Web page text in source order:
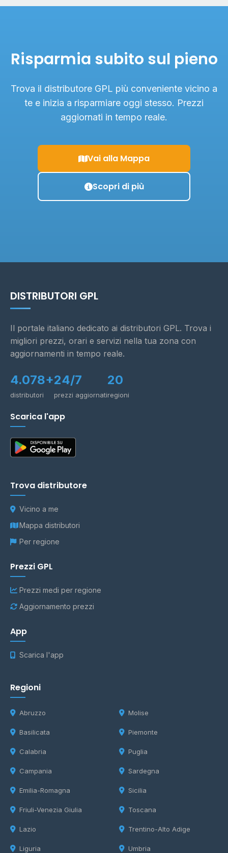
Risparmia subito sul pieno
Trova il distributore GPL più conveniente vicino a
te e inizia a risparmiare oggi stesso. Prezzi
aggiornati in tempo reale.
Vai alla Mappa
Scopri di più
DISTRIBUTORI GPL
Il portale italiano dedicato ai distributori GPL. Trova i
migliori prezzi, orari e servizi nella tua zona con
aggiornamenti in tempo reale.
4.078+
distributori
24/7
prezzi aggiornati
20
regioni
Scarica l'app
Trova distributore
Vicino a me
Mappa distributori
Per regione
Prezzi GPL
Prezzi medi per regione
Aggiornamento prezzi
App
Scarica l'app
Regioni
Abruzzo
Basilicata
Calabria
Campania
Emilia-Romagna
Friuli-Venezia Giulia
Lazio
Liguria
Molise
Piemonte
Puglia
Sardegna
Sicilia
Toscana
Trentino-Alto Adige
Umbria